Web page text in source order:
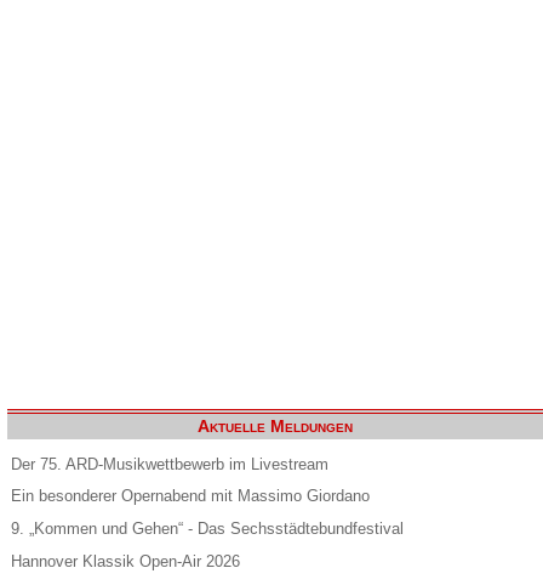
Aktuelle Meldungen
Der 75. ARD-Musikwettbewerb im Livestream
Ein besonderer Opernabend mit Massimo Giordano
9. „Kommen und Gehen“ - Das Sechsstädtebundfestival
Hannover Klassik Open-Air 2026